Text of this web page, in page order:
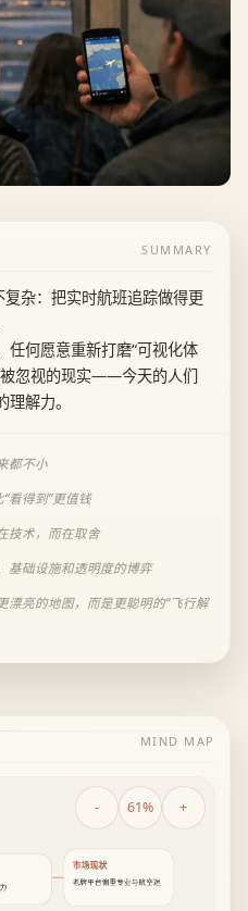
SUMMARY
杂：把实时航班追踪做得更
任何愿意重新打磨“可视化体
被忽视的现实——今天的人们
解力。
都不小
看得到”更值钱
技术，而在取舍
基础设施和透明度的博弈
漂亮的地图，而是更聪明的“飞行解
MIND MAP
- 61% +
市场现状
老牌平台偏重专业与航空迷